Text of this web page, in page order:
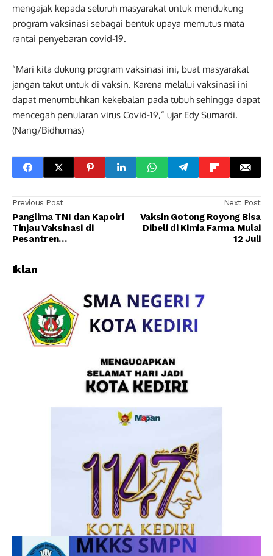
mengajak kepada seluruh masyarakat untuk mendukung
program vaksinasi sebagai bentuk upaya memutus mata
rantai penyebaran covid-19.
“Mari kita dukung program vaksinasi ini, buat masyarakat
jangan takut untuk di vaksin. Karena melalui vaksinasi ini
dapat menumbuhkan kekebalan pada tubuh sehingga dapat
mencegah penularan virus Covid-19,” ujar Edy Sumardi.
(Nang/Bidhumas)
Previous Post
Panglima TNI dan Kapolri
Tinjau Vaksinasi di
Pesantren
Next Post
Vaksin Gotong Royong Bisa
Dibeli di Kimia Farma Mulai
12 Juli
Iklan